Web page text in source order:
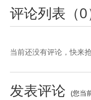
评论列表（0
当前还没有评论，快来
发表评论 (您当